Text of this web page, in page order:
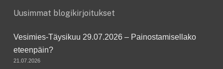
Uusimmat blogikirjoitukset
Vesimies-Täysikuu 29.07.2026 – Painostamisellako
eteenpäin?
21.07.2026